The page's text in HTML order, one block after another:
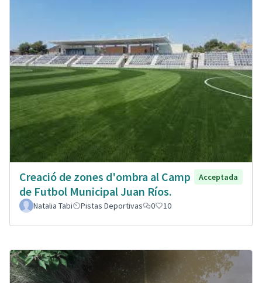
Creació de zones d'ombra al Camp
de Futbol Municipal Juan Ríos.
Acceptada
Natalia Tabi Pistas Deportivas 0 10